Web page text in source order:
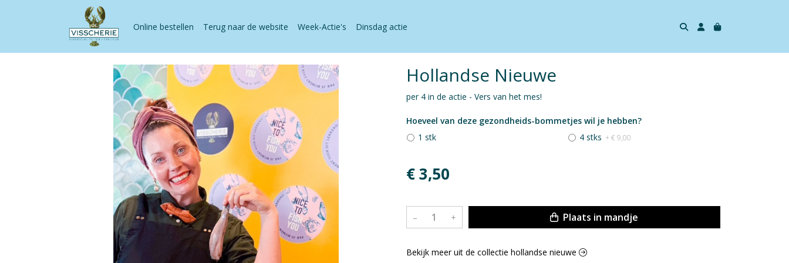
Online bestellen Terug naar de website Week-Actie's Dinsdag actie
Hollandse Nieuwe
per 4 in de actie - Vers van het mes!
Hoeveel van deze gezondheids-bommetjes wil je hebben?
1 stk
4 stks + € 9,00
€ 3,50
– + Plaats in mandje
Bekijk meer uit de collectie hollandse nieuwe